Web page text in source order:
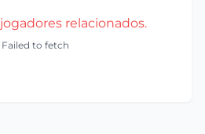
relacionados.
Failed to fetch